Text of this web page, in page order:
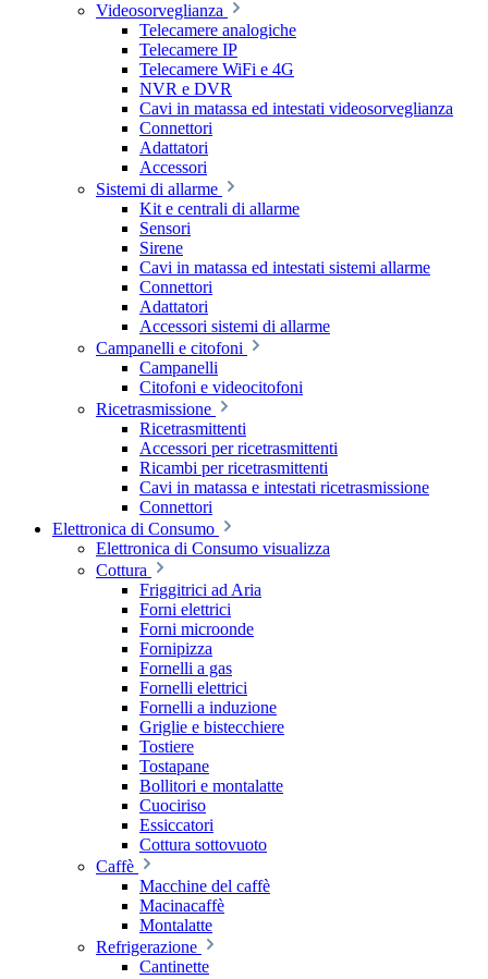
Videosorveglianza
Telecamere analogiche
Telecamere IP
Telecamere WiFi e 4G
NVR e DVR
Cavi in matassa ed intestati videosorveglianza
Connettori
Adattatori
Accessori
Sistemi di allarme
Kit e centrali di allarme
Sensori
Sirene
Cavi in matassa ed intestati sistemi allarme
Connettori
Adattatori
Accessori sistemi di allarme
Campanelli e citofoni
Campanelli
Citofoni e videocitofoni
Ricetrasmissione
Ricetrasmittenti
Accessori per ricetrasmittenti
Ricambi per ricetrasmittenti
Cavi in matassa e intestati ricetrasmissione
Connettori
Elettronica di Consumo
Elettronica di Consumo visualizza
Cottura
Friggitrici ad Aria
Forni elettrici
Forni microonde
Fornipizza
Fornelli a gas
Fornelli elettrici
Fornelli a induzione
Griglie e bistecchiere
Tostiere
Tostapane
Bollitori e montalatte
Cuociriso
Essiccatori
Cottura sottovuoto
Caffè
Macchine del caffè
Macinacaffè
Montalatte
Refrigerazione
Cantinette